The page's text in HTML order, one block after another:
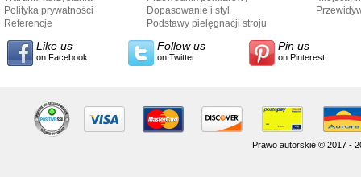
Polityka prywatności
Referencje
Dopasowanie i styl
przewodnika
Podstawy pielęgnacji stroju
Like us
on Facebook
Follow us
on Twitter
Pin us
on Pinterest
Prawo autorskie © 2017 -